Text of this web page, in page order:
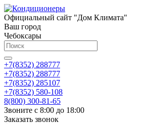
Официальный сайт "Дом Климата"
Ваш город
Чебоксары
+7(8352) 288777
+7(8352) 288777
+7(8352) 285107
+7(8352) 580-108
8(800) 300-81-65
Звоните с 8:00 до 18:00
Заказать звонок